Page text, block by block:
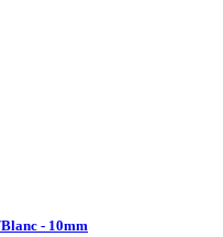
- 10mm